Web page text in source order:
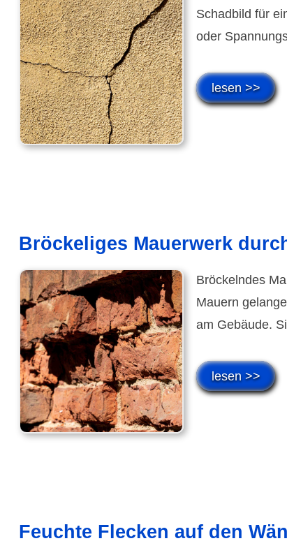
Schadbild für
oder
lesen >>
Bröckeliges Mauerwerk
Bröckelndes
Mauern
am Gebäude.
lesen >>
Feuchte Flecken auf den